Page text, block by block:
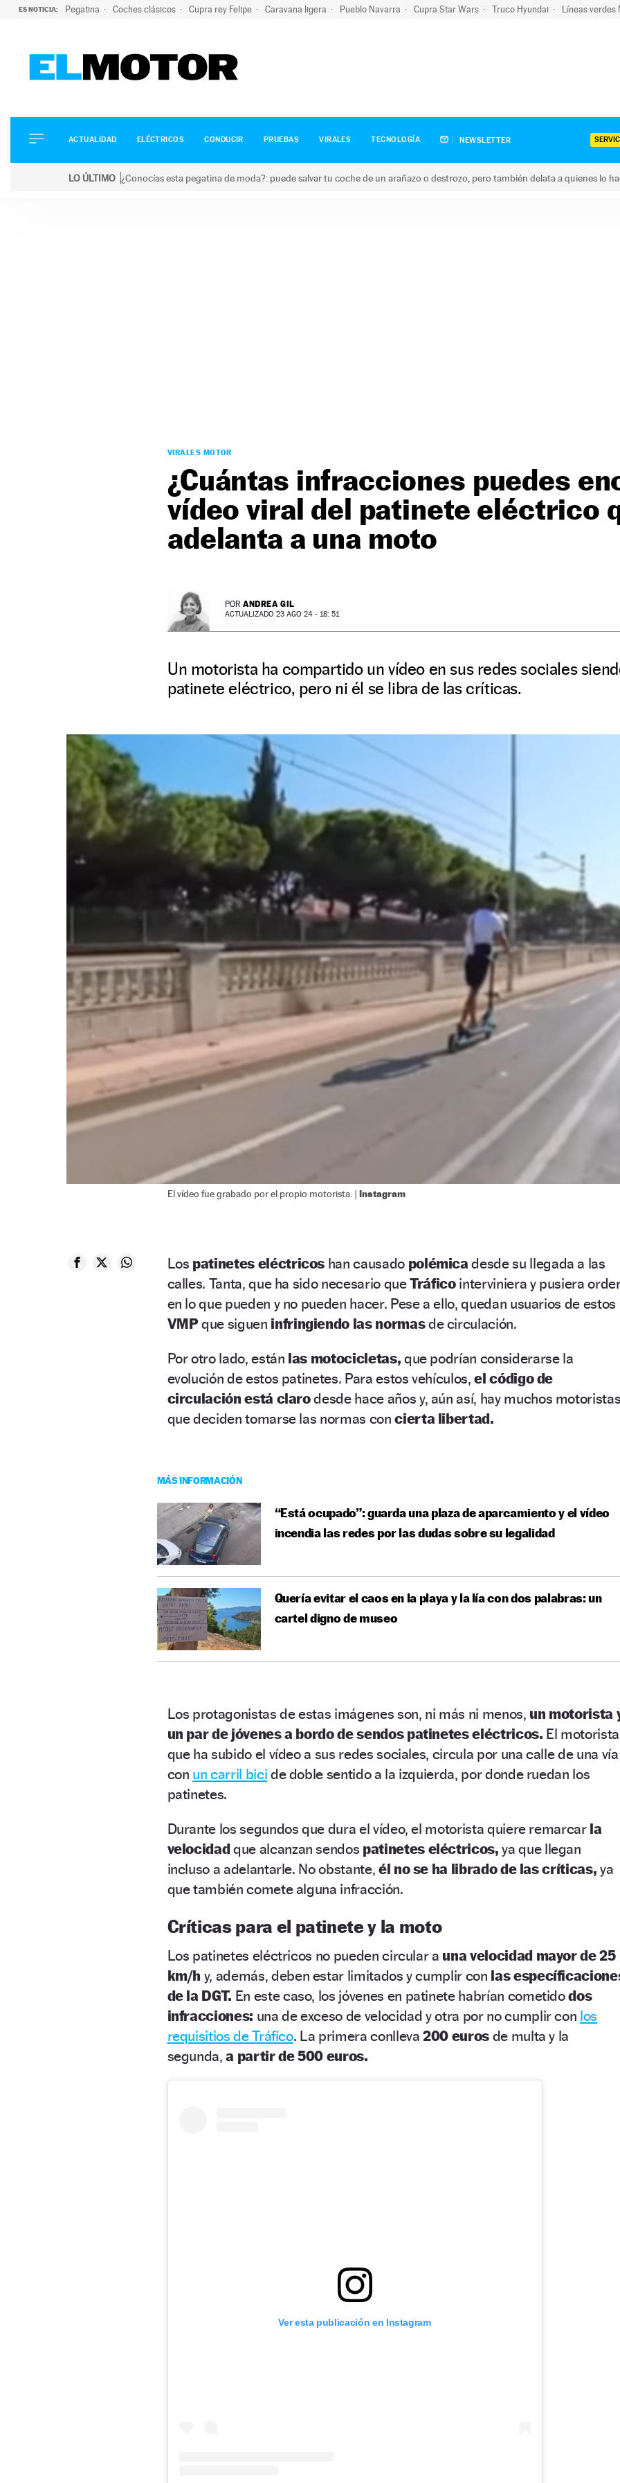
ES NOTICIA: Pegatina Coches clásicos Cupra rey Felipe Caravana ligera Pueblo Navarra Cupra Star Wars Truco Hyundai Líneas verdes
ELÉCTRICOS
CONDUCIR
ACTUALIDAD ELÉCTRICOS CONDUCIR PRUEBAS VIRALES TECNOLOGÍA NEWSLETTER
LO ÚLTIMO ¿Conocías esta pegatina de moda?: puede salvar tu coche de un arañazo o destrozo, pero también delata a quienes lo
VIRALES MOTOR
¿Cuántas infracciones puedes
vídeo viral del patinete eléctrico
adelanta a una moto
POR ANDREA GIL
ACTUALIZADO 23 AGO 24 - 18: 51
Un motorista ha compartido un vídeo en sus redes sociales
patinete eléctrico, pero ni él se libra de las críticas.
El vídeo fue grabado por el propio motorista. | Instagram
Los patinetes eléctricos han causadopolémicadesde su llegada a las
calles. Tanta, que ha sido necesario queTráfico interviniera y pusiera
en lo que pueden y no pueden hacer. Pese a ello, quedan usuarios de estos
VMPque siguen infringiendo las normasde circulación.
Por otro lado, están las motocicletas, que podrían considerarse la
evolución de estos patinetes. Para estos vehículos,el código de
circulación está clarodesde hace años y, aún así, hay muchos
que deciden tomarse las normas concierta libertad.
MÁS INFORMACIÓN
“Está ocupado”: guarda una plaza de aparcamiento y el vídeo
incendia las redes por las dudas sobre su legalidad
Quería evitar el caos en la playa y la lía con dos palabras: un
cartel digno de museo
Los protagonistas de estas imágenes son, ni más ni menos, un motorista
un par de jóvenes a bordo de sendos patinetes eléctricos. El
que ha subido el vídeo a sus redes sociales, circula por una calle de una vía
con un carril bici de doble sentido a la izquierda, por donde ruedan los
patinetes.
Durante los segundos que dura el vídeo, el motorista quiere remarcar la
velocidadque alcanzan sendos patinetes eléctricos,ya que llegan
incluso a adelantarle. No obstante, él no se ha librado de las críticas, ya
que también comete alguna infracción.
Críticas para el patinete y la moto
Los patinetes eléctricos no pueden circular a una velocidad mayor de 25
km/h y, además, deben estar limitados y cumplir con las
de la DGT. En este caso, los jóvenes en patinete habrían cometidodos
infracciones: una de exceso de velocidad y otra por no cumplir con los
requisitios de Tráfico. La primera conlleva200 eurosde multa y la
segunda, a partir de 500 euros.
Ver esta publicación en Instagram